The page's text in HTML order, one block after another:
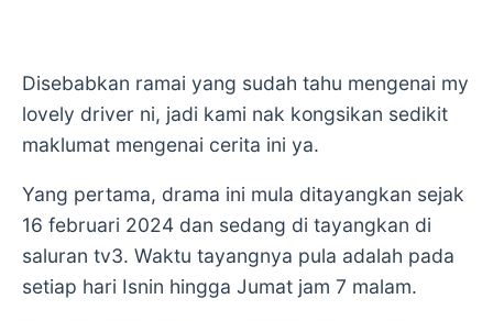
Disebabkan ramai yang sudah tahu mengenai my
lovely driver ni, jadi kami nak kongsikan sedikit
maklumat mengenai cerita ini ya.
Yang pertama, drama ini mula ditayangkan sejak
16 februari 2024 dan sedang di tayangkan di
saluran tv3. Waktu tayangnya pula adalah pada
setiap hari Isnin hingga Jumat jam 7 malam.